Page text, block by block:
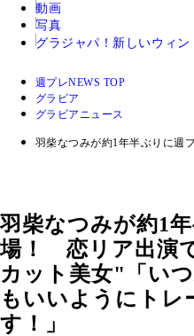
動画
写真
グラジャパ！ 新しいウィン
週プレNEWS TOP
グラビア
グラビアニュース
羽柴なつみが約1年半ぶりに週
羽柴なつみが約1
場！ 恋リア出演
カット美女"「い
もいいようにトレ
す！」